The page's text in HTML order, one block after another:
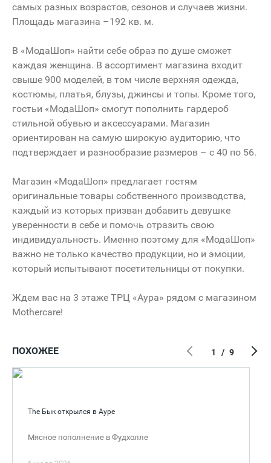
самых разных возрастов, сезонов и случаев жизни.
Площадь магазина –192 кв. м.
В «МодаШоп» найти себе образ по душе сможет
каждая женщина. В ассортимент магазина входит
свыше 900 моделей, в том числе верхняя одежда,
костюмы, платья, блузы, джинсы и топы. Кроме того,
гостьи «МодаШоп» смогут пополнить гардероб
стильной обувью и аксессуарами. Магазин
ориентирован на самую широкую аудиторию, что
подтверждает и разнообразие размеров – с 40 по 56.
Магазин «МодаШоп» предлагает гостям
оригинальные товары собственного производства,
каждый из которых призван добавить девушке
уверенности в себе и помочь отразить свою
индивидуальность. Именно поэтому для «МодаШоп»
важно не только качество продукции, но и эмоции,
который испытывают посетительницы от покупки.
Ждем вас на 3 этаже ТРЦ «Аура» рядом с магазином
Mothercare!
ПОХОЖЕЕ
The Бык открылся в Ауре
Мясное пополнение в Фудхолле
1 / 9